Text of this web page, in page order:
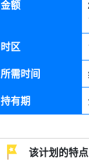
金额
时区
所需时间
持有期
该计划的特点